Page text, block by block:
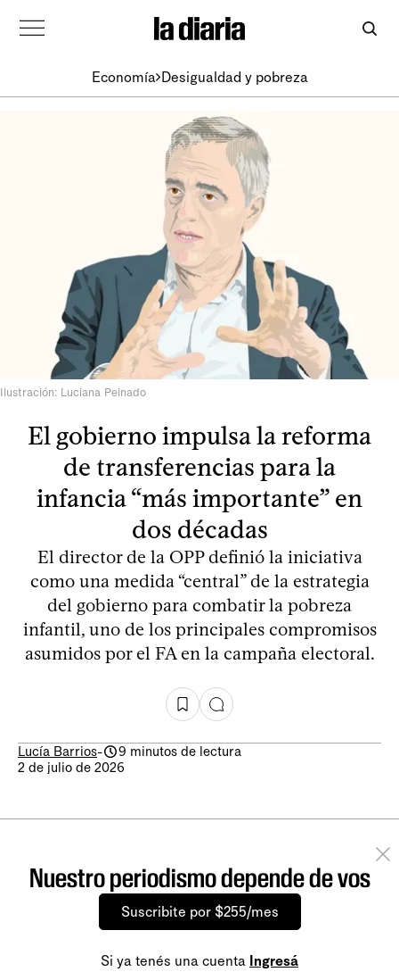
Economía Desigualdad y pobreza
Ilustración: Luciana Peinado
El gobierno impulsa la reforma
de transferencias para la
infancia “más importante” en
dos décadas
El director de la OPP definió la iniciativa
como una medida “central” de la estrategia
del gobierno para combatir la pobreza
infantil, uno de los principales compromisos
asumidos por el FA en la campaña electoral.
Lucía Barrios-
9 minutos de lectura
2 de julio de 2026
Nuestro periodismo depende de vos
Suscribite por $255/mes
Si ya tenés una cuenta Ingresá